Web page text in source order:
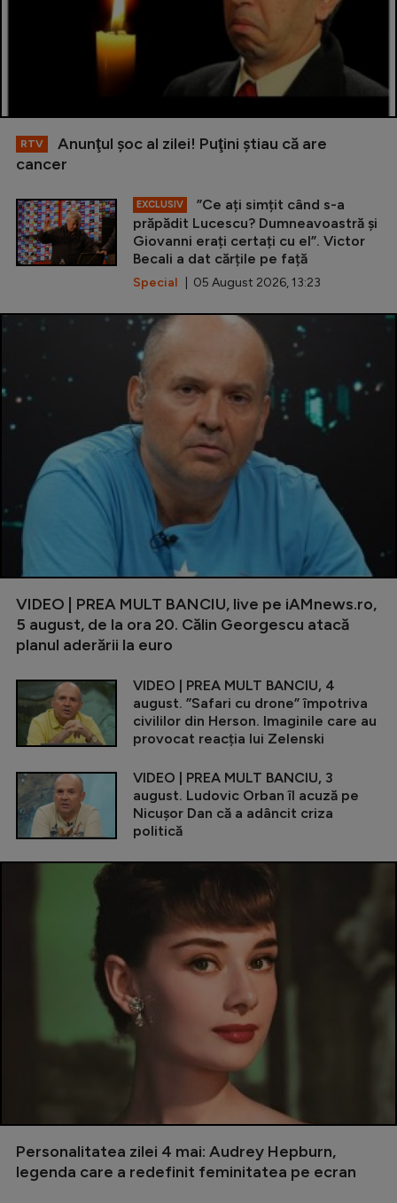
RTV
Anunţul şoc al zilei! Puţini ştiau că are
cancer
EXCLUSIV
”Ce ați simțit când s-a
prăpădit Lucescu? Dumneavoastră și
Giovanni erați certați cu el”. Victor
Becali a dat cărțile pe față
Special | 05 August 2026, 13:23
VIDEO | PREA MULT BANCIU, live pe iAMnews.ro,
5 august, de la ora 20. Călin Georgescu atacă
planul aderării la euro
VIDEO | PREA MULT BANCIU, 4
august. ”Safari cu drone” împotriva
civililor din Herson. Imaginile care au
provocat reacția lui Zelenski
VIDEO | PREA MULT BANCIU, 3
august. Ludovic Orban îl acuză pe
Nicușor Dan că a adâncit criza
politică
Personalitatea zilei 4 mai: Audrey Hepburn,
legenda care a redefinit feminitatea pe ecran